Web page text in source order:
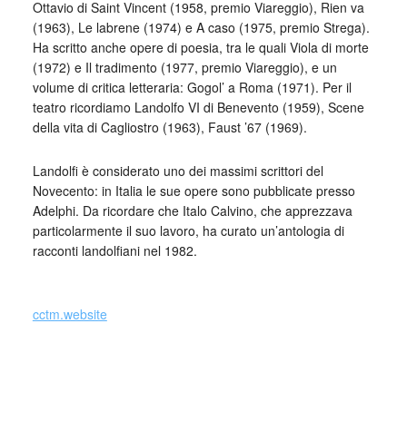
Ottavio di Saint Vincent (1958, premio Viareggio), Rien va
(1963), Le labrene (1974) e A caso (1975, premio Strega).
Ha scritto anche opere di poesia, tra le quali Viola di morte
(1972) e Il tradimento (1977, premio Viareggio), e un
volume di critica letteraria: Gogol’ a Roma (1971). Per il
teatro ricordiamo Landolfo VI di Benevento (1959), Scene
della vita di Cagliostro (1963), Faust ’67 (1969).
Landolfi è considerato uno dei massimi scrittori del
Novecento: in Italia le sue opere sono pubblicate presso
Adelphi. Da ricordare che Italo Calvino, che apprezzava
particolarmente il suo lavoro, ha curato un’antologia di
racconti landolfiani nel 1982.
cctm.website